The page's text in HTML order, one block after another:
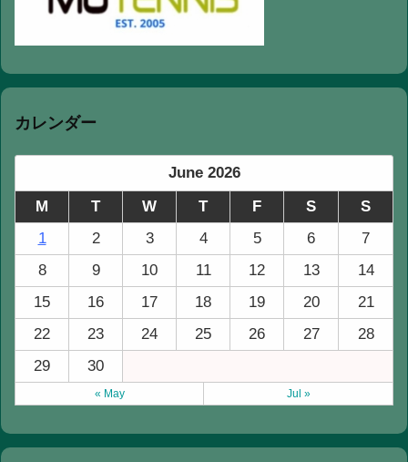
カレンダー
June 2026
M
T W T F S
S
1
2 3 4 5 6
7
8
9 10 11 12 13
14
15
16 17 18 19 20
21
22
23 24 25 26 27
28
29
30
« May Jul »